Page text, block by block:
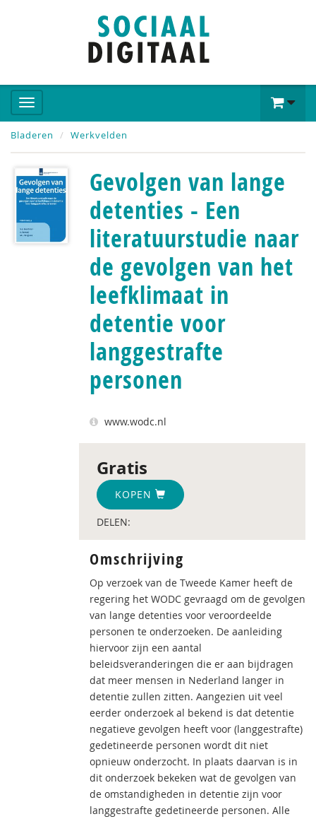
Bladeren Werkvelden
Gevolgen van lange
detenties - Een
literatuurstudie naar
de gevolgen van het
leefklimaat in
detentie voor
langgestrafte
personen
www.wodc.nl
Gratis
KOPEN
DELEN:
Omschrijving
Op verzoek van de Tweede Kamer heeft de
regering het WODC gevraagd om de gevolgen
van lange detenties voor veroordeelde
personen te onderzoeken. De aanleiding
hiervoor zijn een aantal
beleidsveranderingen die er aan bijdragen
dat meer mensen in Nederland langer in
detentie zullen zitten. Aangezien uit veel
eerder onderzoek al bekend is dat detentie
negatieve gevolgen heeft voor (langgestrafte)
gedetineerde personen wordt dit niet
opnieuw onderzocht. In plaats daarvan is in
dit onderzoek bekeken wat de gevolgen van
de omstandigheden in detentie zijn voor
langgestrafte gedetineerde personen. Alle